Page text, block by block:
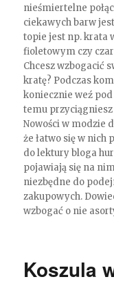
nieśmiertelne
ciekawych barw
topie jest np. krata
fioletowym czy
Chcesz wzbogacić
kratę? Podczas
koniecznie weź
temu
Nowości w modzie
że łatwo się w nich
do lektury bloga
pojawiają się na
niezbędne do
zakupowych.
wzbogać o nie
Koszula